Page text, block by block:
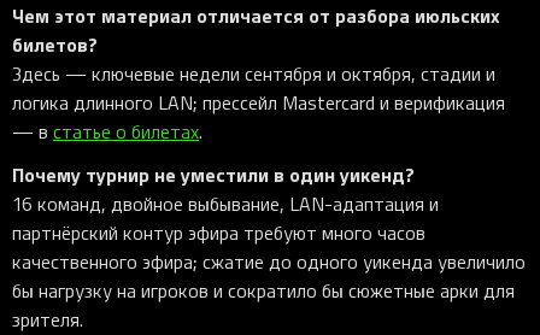
Чем этот материал отличается от разбора июльских
билетов?
Здесь — ключевые недели сентября и октября, стадии и
логика длинного LAN; прессейл Mastercard и верификация
— в статье о билетах.
Почему турнир не уместили в один уикенд?
16 команд, двойное выбывание, LAN-адаптация и
партнёрский контур эфира требуют много часов
качественного эфира; сжатие до одного уикенда увеличило
бы нагрузку на игроков и сократило бы сюжетные арки для
зрителя.